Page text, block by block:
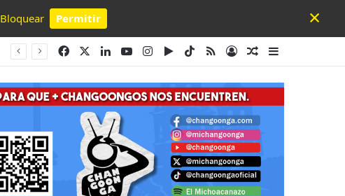
Bloquear Permitir
Powered by SendPulse
×
FacebookLinkedInYouTubeInstagram
Google Play
TikTok
RSS AccesoPublicación al